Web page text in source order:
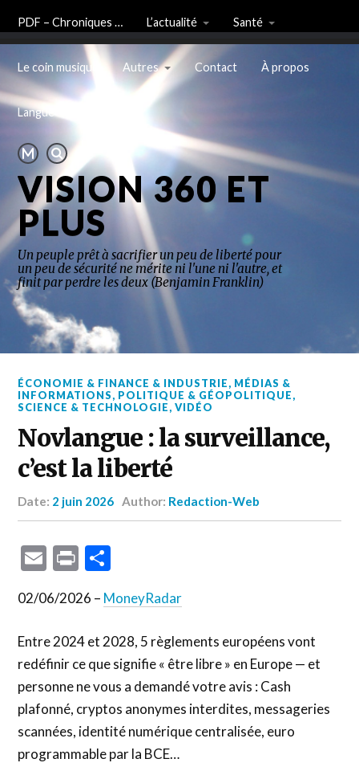
PDF – Chroniques … L’actualité Santé
Le coin musique Autres Contact À propos
Langue
VISION 360 ET
PLUS
Un peuple prêt à sacrifier un peu de liberté pour
un peu de sécurité ne mérite ni l'une ni l'autre, et
finit par perdre les deux (Benjamin Franklin)
ÉCONOMIE & FINANCE & INDUSTRIE, MÉDIAS &
INFORMATIONS, POLITIQUE & GÉOPOLITIQUE,
SCIENCE & TECHNOLOGIE,VIDÉO
Novlangue : la surveillance,
c’est la liberté
Date: 2 juin 2026 Author: Redaction-Web
Email
Print
02/06/2026 – MoneyRadar
Entre 2024 et 2028, 5 règlements européens vont
redéfinir ce que signifie « être libre » en Europe — et
personne ne vous a demandé votre avis : Cash
plafonné, cryptos anonymes interdites, messageries
scannées, identité numérique centralisée, euro
programmable par la BCE…